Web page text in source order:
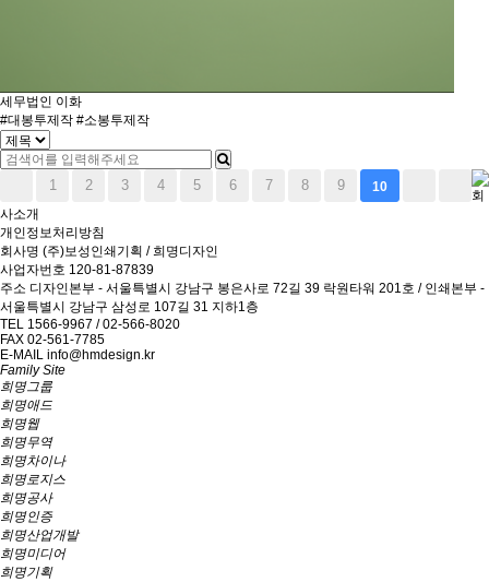
세무법인 이화
#대봉투제작 #소봉투제작
1 2 3 4 5 6 7 8 9 10
회
사소개
개인정보처리방침
회사명 (주)보성인쇄기획 / 희명디자인
사업자번호 120-81-87839
주소 디자인본부 - 서울특별시 강남구 봉은사로 72길 39 락원타워 201호 / 인쇄본부 -
서울특별시 강남구 삼성로 107길 31 지하1층
TEL 1566-9967 / 02-566-8020
FAX 02-561-7785
E-MAIL info@hmdesign.kr
Family Site
희명그룹
희명애드
희명웹
희명무역
희명차이나
희명로지스
희명공사
희명인증
희명산업개발
희명미디어
희명기획